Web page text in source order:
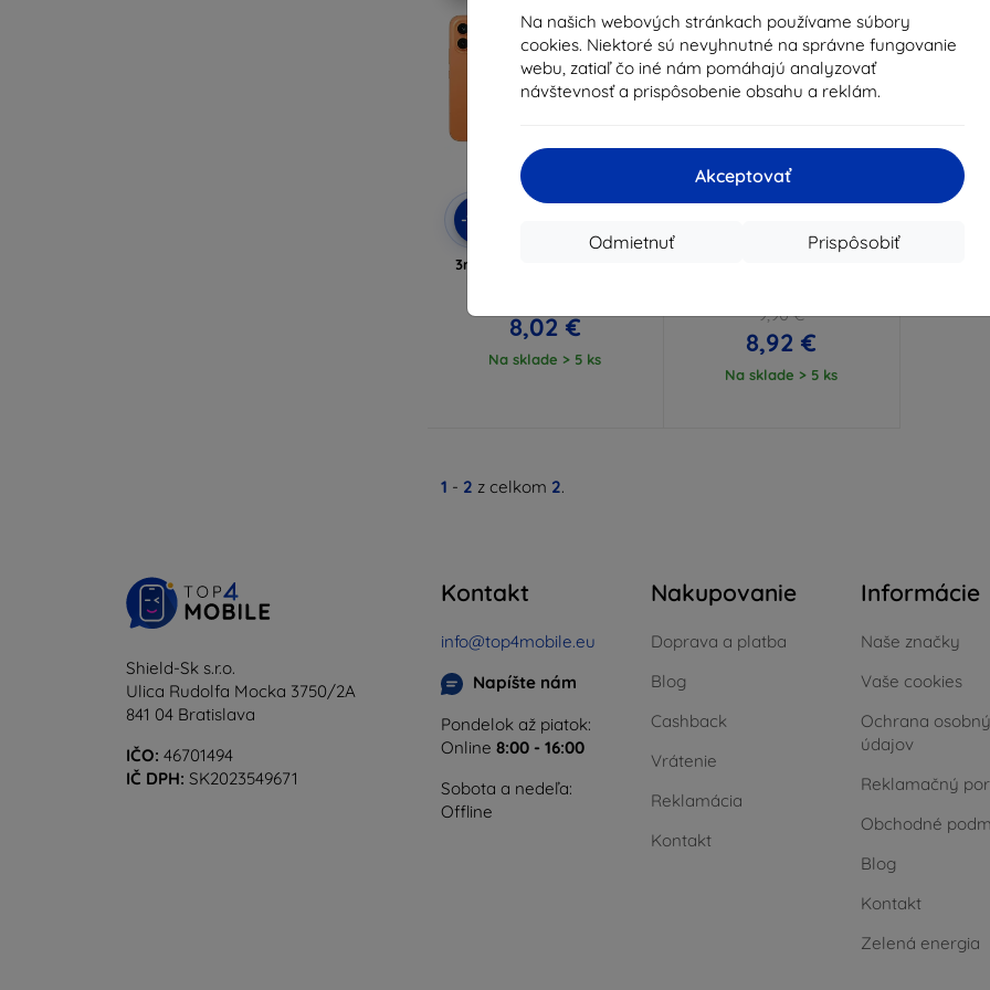
Na našich webových stránkach používame súbory
cookies. Niektoré sú nevyhnutné na správne fungovanie
webu, zatiaľ čo iné nám pomáhajú analyzovať
návštevnosť a prispôsobenie obsahu a reklám.
Akceptovať
Prispôsobiť
Odmietnuť
-10%
3mk Clear Case ochranný
8,02 €
Na sklade > 5 ks
9,90 €
8,92 €
Na sklade > 5 ks
1 - 2 z celkom 2.
Shield-Sk s.r.o.
Ulica Rudolfa Mocka 3750/2A
841 04 Bratislava
IČO: 46701494
IČ DPH: SK2023549671
Kontakt
info@top4mobile.eu
Napíšte nám
Pondelok až piatok:
Online 8:00 - 16:00
Sobota a nedeľa:
Offline
Nakupovanie
Doprava a platba
Blog
Cashback
Vrátenie
Reklamácia
Kontakt
Informácie
Naše značky
Vaše cookies
Ochrana
údajov
Reklamačný
Obchodné
Blog
Kontakt
Zelená energia